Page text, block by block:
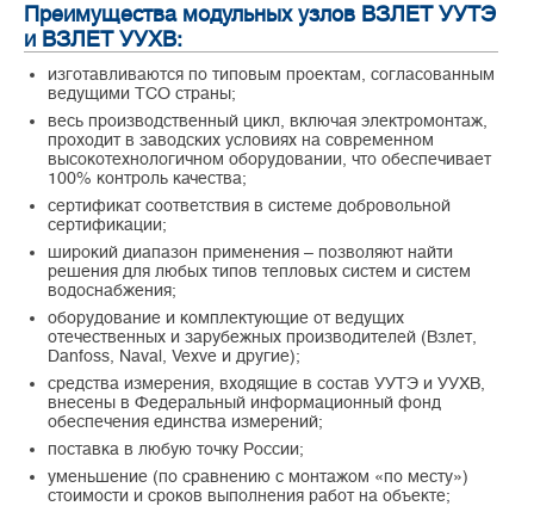
Преимущества модульных узлов ВЗЛЕТ УУТЭ
и ВЗЛЕТ УУХВ:
изготавливаются по типовым проектам, согласованным
ведущими ТСО страны;
весь производственный цикл, включая электромонтаж,
проходит в заводских условиях на современном
высокотехнологичном оборудовании, что обеспечивает
100% контроль качества;
сертификат соответствия в системе добровольной
сертификации;
широкий диапазон применения – позволяют найти
решения для любых типов тепловых систем и систем
водоснабжения;
оборудование и комплектующие от ведущих
отечественных и зарубежных производителей (Взлет,
Danfoss, Naval, Vexve и другие);
средства измерения, входящие в состав УУТЭ и УУХВ,
внесены в Федеральный информационный фонд
обеспечения единства измерений;
поставка в любую точку России;
уменьшение (по сравнению с монтажом «по месту»)
стоимости и сроков выполнения работ на объекте;